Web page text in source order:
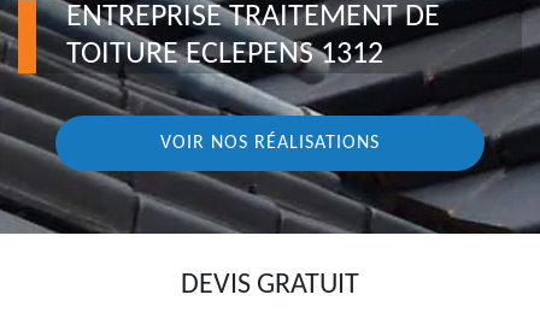
ENTREPRISE TRAITEMENT DE
TOITURE ECLEPENS 1312
VOIR NOS RÉALISATIONS
DEVIS GRATUIT